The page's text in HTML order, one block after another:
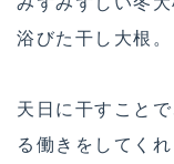
浴びた干し大根。
天日に干すこと
る働きをしてく